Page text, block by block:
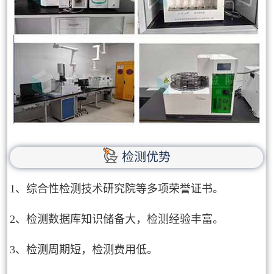
检测优势
1、综合性检测技术研究院等多项荣誉证书。
2、检测数据库知识储备大，检测经验丰富。
3、检测周期短，检测费用低。